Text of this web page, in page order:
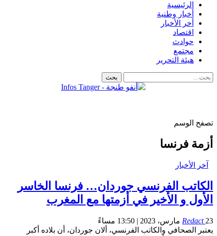
الرئيسية
أخبار وطنية
أخر الأخبار
اقتصاد
حوادث
مجتمع
هيئة التحرير
تصفح الوسم
أزمة فرنسا
آخر الأخبار
الكاتب الفرنسي جوردان… فرنسا الخاسر
الأول و الأخير في أزمتها مع المغرب
Redact 23 مارس، 2023 | 13:50 مساءً
يعتبر الصحافي والكاتب الفرنسي، ألان جوردان، أن بلاده أكبر